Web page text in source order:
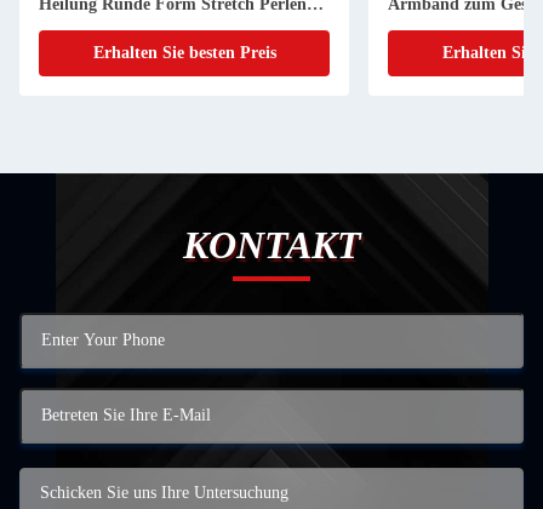
Heilung Runde Form Stretch Perlen
Armband
Erhalten Sie besten Preis
Armband zum
Erhalten Sie
KONTAKT